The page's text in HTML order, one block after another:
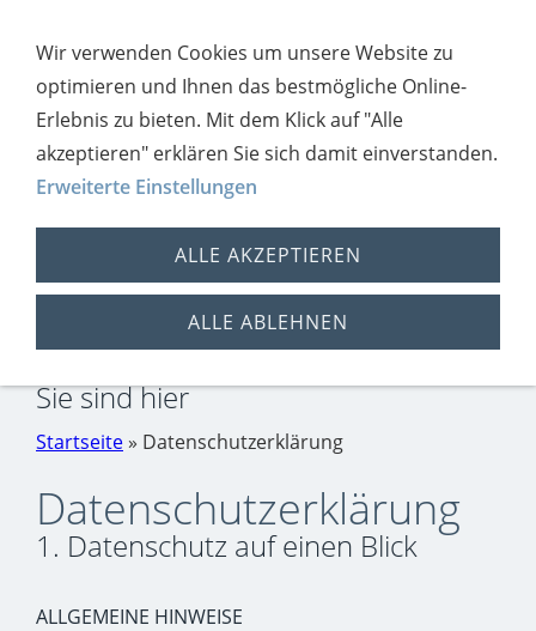
Datenschutz
Sie sind hier
Startseite » Datenschutzerklärung
Datenschutzerklärung
1. Datenschutz auf einen Blick
ALLGEMEINE HINWEISE
Wir verwenden Cookies um unsere Website zu
optimieren und Ihnen das bestmögliche Online-
Erlebnis zu bieten. Mit dem Klick auf "Alle
akzeptieren" erklären Sie sich damit einverstanden.
Erweiterte Einstellungen
ALLE AKZEPTIEREN
ALLE ABLEHNEN